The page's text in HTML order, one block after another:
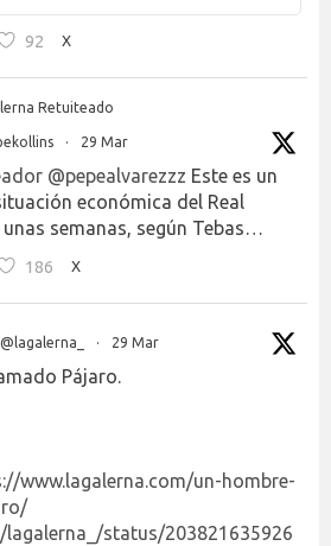
92 X
Retuiteado
· 29 Mar
@pepealvarezzz Este es un
económica del Real
semanas, según Tebas…
186 X
@lagalerna_ · 29 Mar
Pájaro.
www.lagalerna.com/un-hombre-
status/203821635926